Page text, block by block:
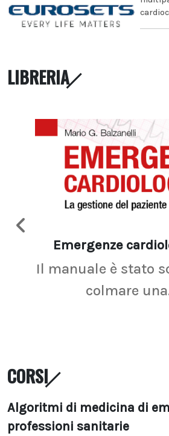
LIBRERIA
Emergenze
Il manuale è stato
colmare
CORSI
Algoritmi di medicina di
professioni sanitarie